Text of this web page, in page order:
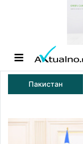
Пакистан